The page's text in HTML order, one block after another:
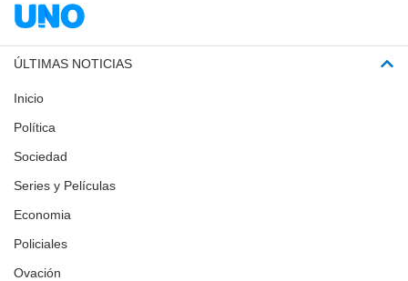
ÚLTIMAS NOTICIAS
Inicio
Política
Sociedad
Series y Películas
Economia
Policiales
Ovación